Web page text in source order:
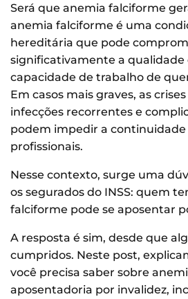
Será que anemia falciforme
anemia falciforme é uma
hereditária que pode
significativamente a qualidade
capacidade de trabalho de
Em casos mais graves, as
infecções recorrentes e
podem impedir a continuidade
profissionais.
Nesse contexto, surge uma
os segurados do INSS: quem
falciforme pode se aposentar
A resposta é sim, desde que
cumpridos. Neste post,
você precisa saber sobre
aposentadoria por invalidez,